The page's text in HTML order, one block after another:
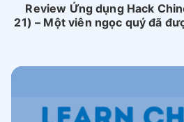
Review Ứng dụng Hack
21) – Một viên ngọc quý đã